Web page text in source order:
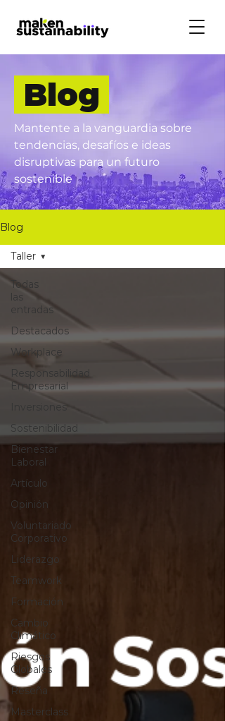
Blog
Mantente a la vanguardia sobre
tendencias, desafíos e ideas
disruptivas para un futuro
sostenible
Blog
Todas
las
entradas
Destacados
Workplace
Responsabilidad
Empresarial
Inversiones
Sostenibilidad
Bienestar
Laboral
Artículo
Opinión
Voluntariado
Corporativo
Liderazgo
Teamwork
Formación
Cambio
Climático
Riesgos
Globales
Reseña
Masterclass
Taller